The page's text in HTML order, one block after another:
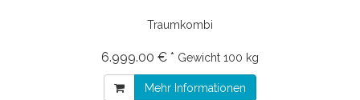
Traumkombi
6.999.00 € * Gewicht 100 kg
Mehr Informationen